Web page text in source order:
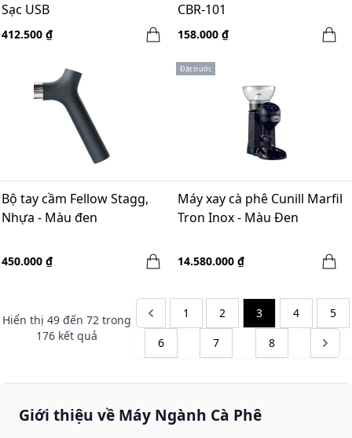
Sạc USB
412.500 ₫
CBR-101
158.000 ₫
Bộ tay cầm Fellow Stagg,
Nhựa - Màu đen
450.000 ₫
Đặt trước
Máy xay cà phê Cunill Marfil
Tron Inox - Màu Đen
14.580.000 ₫
Hiển thị 49đến 72trong
176kết quả
1 2 3 4
5
6
7 8
Giới thiệu về Máy Ngành Cà Phê